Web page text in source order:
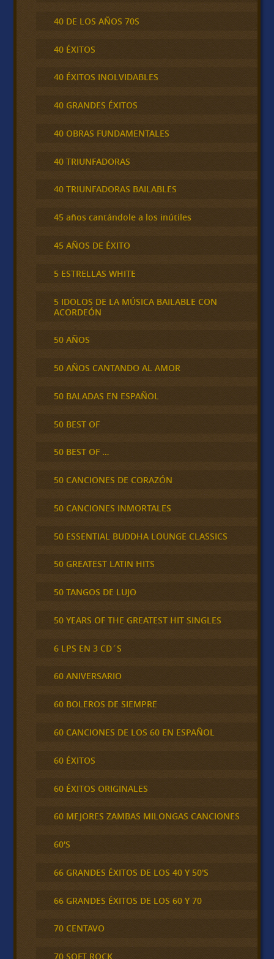
40 DE LOS AÑOS 70S
40 ÉXITOS
40 ÉXITOS INOLVIDABLES
40 GRANDES ÉXITOS
40 OBRAS FUNDAMENTALES
40 TRIUNFADORAS
40 TRIUNFADORAS BAILABLES
45 años cantándole a los inútiles
45 AÑOS DE ÉXITO
5 ESTRELLAS WHITE
5 IDOLOS DE LA MÚSICA BAILABLE CON
ACORDEÓN
50 AÑOS
50 AÑOS CANTANDO AL AMOR
50 BALADAS EN ESPAÑOL
50 BEST OF
50 BEST OF …
50 CANCIONES DE CORAZÓN
50 CANCIONES INMORTALES
50 ESSENTIAL BUDDHA LOUNGE CLASSICS
50 GREATEST LATIN HITS
50 TANGOS DE LUJO
50 YEARS OF THE GREATEST HIT SINGLES
6 LPS EN 3 CD´S
60 ANIVERSARIO
60 BOLEROS DE SIEMPRE
60 CANCIONES DE LOS 60 EN ESPAÑOL
60 ÉXITOS
60 ÉXITOS ORIGINALES
60 MEJORES ZAMBAS MILONGAS CANCIONES
60'S
66 GRANDES ÉXITOS DE LOS 40 Y 50'S
66 GRANDES ÉXITOS DE LOS 60 Y 70
70 CENTAVO
70 SOFT ROCK